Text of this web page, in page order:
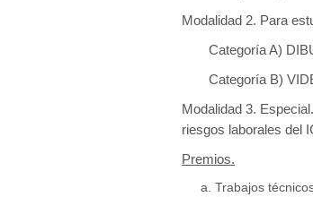
Modalidad 2. Para
Categoría A)
Categoría B)
Modalidad 3.
riesgos laborales del
Premios.
Trabajos